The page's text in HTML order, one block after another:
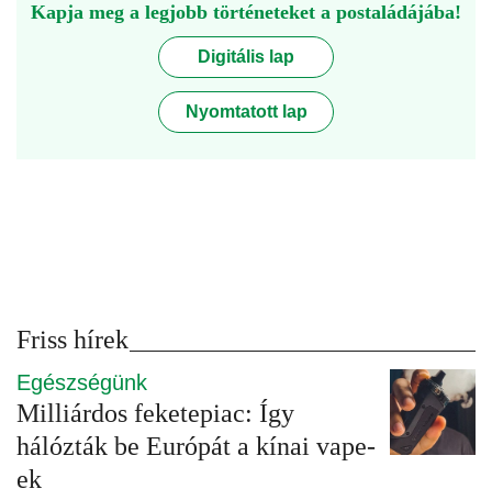
Kapja meg a legjobb történeteket a postaládájába!
Digitális lap
Nyomtatott lap
Friss hírek
Egészségünk
Milliárdos feketepiac: Így
hálózták be Európát a kínai vape-
ek